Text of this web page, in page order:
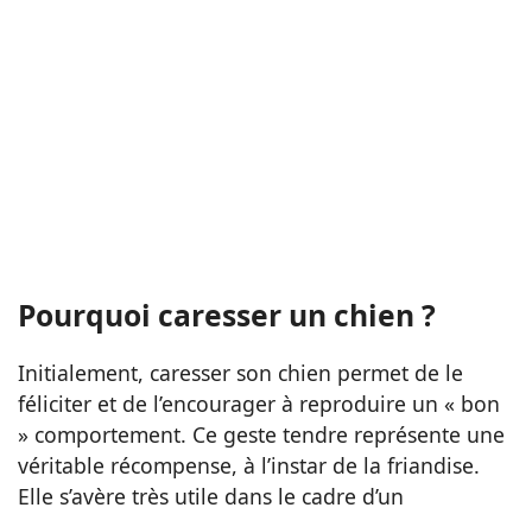
Pourquoi caresser un chien ?
Initialement, caresser son chien permet de le
féliciter et de l’encourager à reproduire un « bon
» comportement. Ce geste tendre représente une
véritable récompense, à l’instar de la friandise.
Elle s’avère très utile dans le cadre d’un